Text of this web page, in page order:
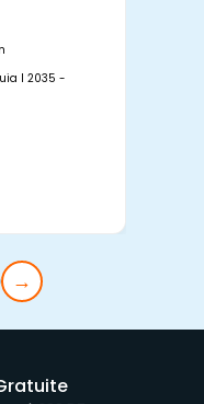
I 2035 -
→